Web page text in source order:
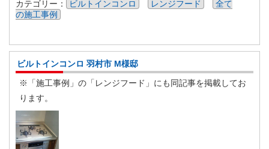
カテゴリー： ビルトインコンロ レンジフード
全て
の施工事例
ビルトインコンロ 羽村市 M様邸
※「施工事例」の「レンジフード」にも同記事を掲載してお
ります。